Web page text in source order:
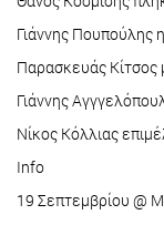
Γιάννης Πουπούλης
Παρασκευάς Κίτσος
Γιάννης
Νίκος Κόλλιας
Info
19 Σεπτεμβρίου @